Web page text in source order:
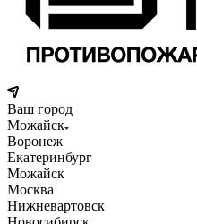
Ваш город
Можайск
Воронеж
Екатеринбург
Можайск
Москва
Нижневартовск